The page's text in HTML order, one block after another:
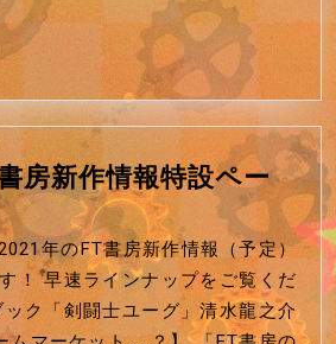
ー
『廃
城
の
秘
宝』
（R6
年
8/11
房新作情報特設ペー
年のFT書房新作情報（予定）
！ 早速ラインナップをご覧くだ
ク「剣闘士ユーグ」清水龍之介